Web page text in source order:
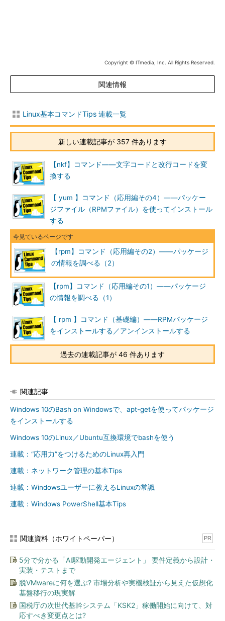
（パッケージからインストールされたファイルの一覧を表示す
（パッケージが依存しているファイルを表示する）
※「-p」はパッケージファイル（RPMファイル）を指定するた
めのオプション。インストールされているパッケージを調べる
場合は「rpm -qi パッケージ名」のように指定する（本連載第
48回参照 ）。
rpmコマンドの主なオプション
rpmコマンドの主なオプションは次の通りです。
短いオ
プショ
ン
長いオプション 意味
-i
--install パッケー
ジファイル名
パッケージをインストールする
--upgrade パッケ
ージファイル名
パッケージをアップグレードする（「--install」
と同じオプションが使用可能）
-e
--erase パッケー
ジ
パッケージをアンインストール（削除）する
-q --query
-V
--verify パッケージを検査する
●共通のオプション（-i、-U、-qなどと同時に使用）
ョン
ョン
-v
情報表示を増やす
--quiet
情報表示を減らす（エラーメッセージのみにな
る）
●インストール／更新／削除時に使用できる共通オプション
短いオプシ
ョン
長いオプシ
ョン
--hash インストール時の経過を「#」マーク（ハッシュマ
Copyright © ITmedia, Inc. All Rights Reserved.
関連情報
Linux基本コマンドTips 連載一覧
新しい連載記事が 357 件あります
【nkf】コマンド――文字コードと改行コードを変
換する
【 yum 】コマンド（応用編その4）――パッケー
ジファイル（RPMファイル）を使ってインストール
する
【rpm】コマンド（応用編その2）――パッケージ
の情報を調べる（2）
【rpm】コマンド（応用編その1）――パッケージ
の情報を調べる（1）
【 rpm 】コマンド（基礎編）――RPMパッケージ
をインストールする／アンインストールする
過去の連載記事が 46 件あります
関連記事
Windows 10のBash on Windowsで、apt-getを使ってパッケージ
をインストールする
Windows 10のLinux／Ubuntu互換環境でbashを使う
連載：“応用力”をつけるためのLinux再入門
連載：ネットワーク管理の基本Tips
連載：Windowsユーザーに教えるLinuxの常識
連載：Windows PowerShell基本Tips
関連資料（ホワイトペーパー） PR
5分で分かる「AI駆動開発エージェント」 要件定義から設計・
実装・テストまで
脱VMwareに何を選ぶ? 市場分析や実機検証から見えた仮想化
基盤移行の現実解
国税庁の次世代基幹システム「KSK2」稼働開始に向けて、対
応すべき変更点とは?